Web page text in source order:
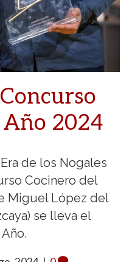
2024
de los Nogales
Cocinero del
Miguel López del
se lleva el